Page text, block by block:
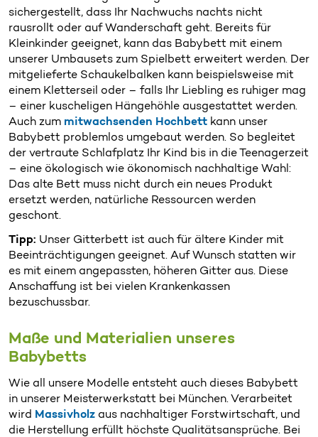
sichergestellt, dass Ihr Nachwuchs nachts nicht
rausrollt oder auf Wanderschaft geht. Bereits für
Kleinkinder geeignet, kann das Babybett mit einem
unserer Umbausets zum Spielbett erweitert werden. Der
mitgelieferte Schaukelbalken kann beispielsweise mit
einem Kletterseil oder – falls Ihr Liebling es ruhiger mag
– einer kuscheligen Hängehöhle ausgestattet werden.
Auch zum mitwachsenden Hochbettkann unser
Babybett problemlos umgebaut werden. So begleitet
der vertraute Schlafplatz Ihr Kind bis in die Teenagerzeit
– eine ökologisch wie ökonomisch nachhaltige Wahl:
Das alte Bett muss nicht durch ein neues Produkt
ersetzt werden, natürliche Ressourcen werden
geschont.
Tipp: Unser Gitterbett ist auch für ältere Kinder mit
Beeinträchtigungen geeignet. Auf Wunsch statten wir
es mit einem angepassten, höheren Gitter aus. Diese
Anschaffung ist bei vielen Krankenkassen
bezuschussbar.
Maße und Materialien unseres
Babybetts
Wie all unsere Modelle entsteht auch dieses Babybett
in unserer Meisterwerkstatt bei München. Verarbeitet
wird Massivholzaus nachhaltiger Forstwirtschaft, und
die Herstellung erfüllt höchste Qualitätsansprüche. Bei